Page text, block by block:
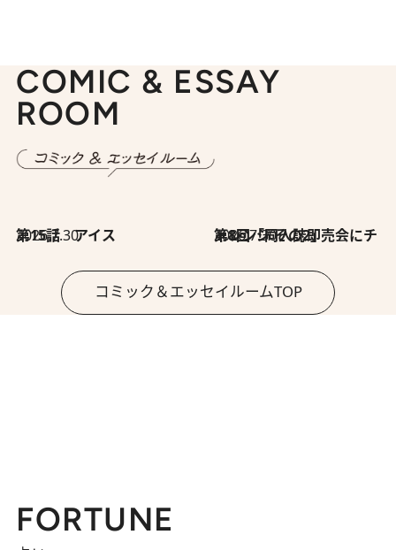
COMIC & ESSAY
ROOM
2026.7.30
第15話 アイス 2026.7.30
第8回「同人誌即売会にチャレンジ その2」
コミック＆エッセイルームTOP
FORTUNE